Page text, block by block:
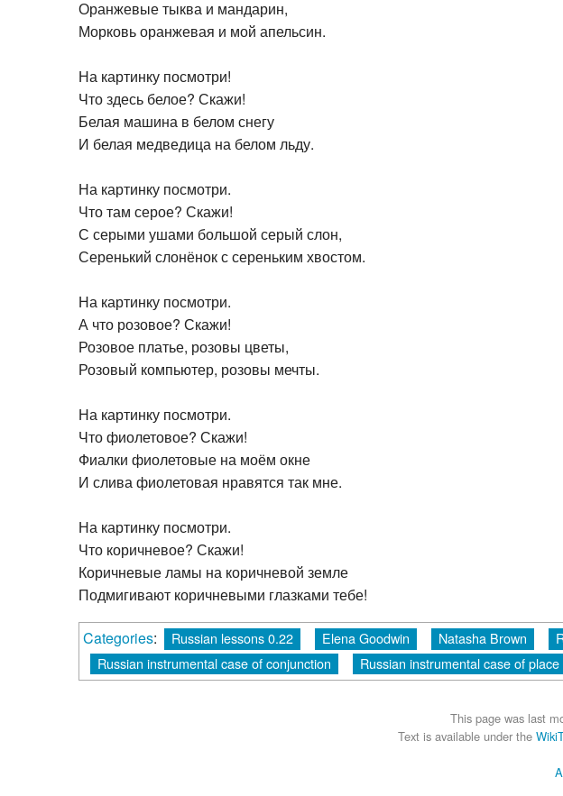
Оранжевые тыква и мандарин,
Морковь оранжевая и мой апельсин.
На картинку посмотри!
Что здесь белое? Скажи!
Белая машина в белом снегу
И белая медведица на белом льду.
На картинку посмотри.
Что там серое? Скажи!
С серыми ушами большой серый слон,
Серенький слонёнок с сереньким хвостом.
На картинку посмотри.
А что розовое? Скажи!
Розовое платье, розовы цветы,
Розовый компьютер, розовы мечты.
На картинку посмотри.
Что фиолетовое? Скажи!
Фиалки фиолетовые на моём окне
И слива фиолетовая нравятся так мне.
На картинку посмотри.
Что коричневое? Скажи!
Коричневые ламы на коричневой земле
Подмигивают коричневыми глазками тебе!
Categories: Russian lessons 0.22 Elena Goodwin Natasha Brown
Russian instrumental case of conjunction
Russian instrumental case of place
This page was last
Text is available under the